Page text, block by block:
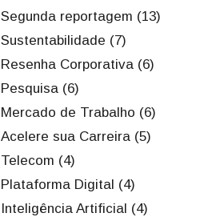
Segunda reportagem (13)
Sustentabilidade (7)
Resenha Corporativa (6)
Pesquisa (6)
Mercado de Trabalho (6)
Acelere sua Carreira (5)
Telecom (4)
Plataforma Digital (4)
Inteligência Artificial (4)